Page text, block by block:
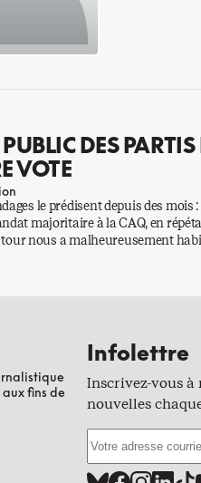
DES
VOTE
le prédisent depuis des
majoritaire à la CAQ, en
nous a malheureusement
fins de
Infolettre
Inscrivez-vous
nouvelles